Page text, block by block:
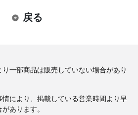
戻る
一部商品は販売していない場合があり
により、掲載している営業時間より早
あります。